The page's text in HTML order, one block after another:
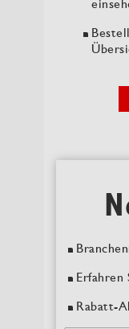
Erfahren
Rabatt-